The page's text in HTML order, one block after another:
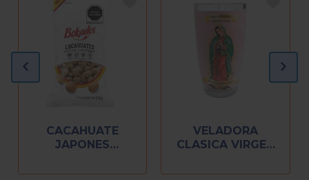
CACAHUATE
JAPONES
55 GR
VELADORA
CLASICA VIRGEN